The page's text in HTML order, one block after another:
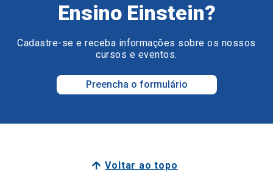
Ensino Einstein?
Cadastre-se e receba informações sobre os nossos
cursos e eventos.
Preencha o formulário
Voltar ao topo